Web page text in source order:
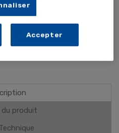
du produit
Accepter